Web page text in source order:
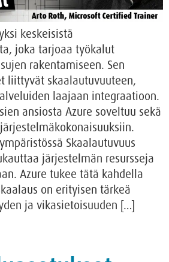
keskeisistä
joka tarjoaa työkalut
rakentamiseen. Sen
liittyvät skaalautuvuuteen,
laajaan integraatioon.
ansiosta Azure soveltuu sekä
Skaalautuvuus
järjestelmän resursseja
Azure tukee tätä kahdella
on erityisen tärkeä
ja vikasietoisuuden […]